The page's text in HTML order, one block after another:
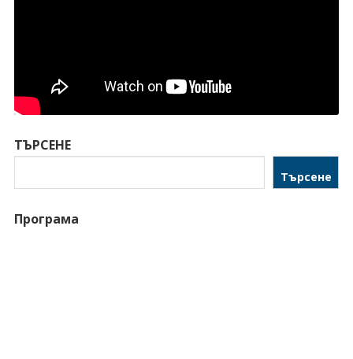
ТЪРСЕНЕ
Търсене
Програма